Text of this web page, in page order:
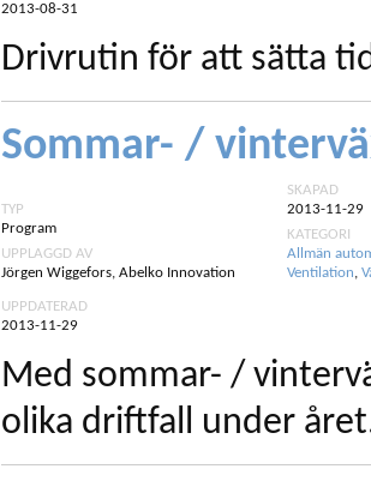
2013-08-31
Drivrutin för att sätta
Sommar- /
TYP
Program
UPPLAGGD AV
Jörgen Wiggefors, Abelko Innovation
SKAPAD
2013-11-29
KATEGORI
Allmän
Ventilation,
UPPDATERAD
2013-11-29
Med sommar- /
olika driftfall under